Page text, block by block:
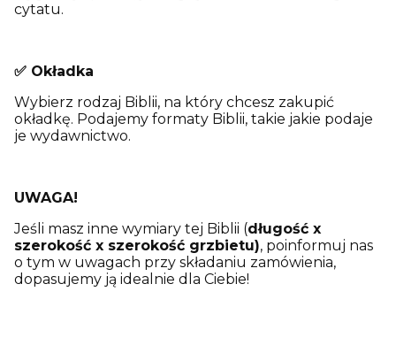
cytatu.
✅ Okładka
Wybierz rodzaj Biblii, na który chcesz zakupić
okładkę. Podajemy formaty Biblii, takie jakie podaje
je wydawnictwo.
UWAGA!
Jeśli masz inne wymiary tej Biblii (długość x
szerokość x szerokość grzbietu), poinformuj nas
o tym w uwagach przy składaniu zamówienia,
dopasujemy ją idealnie dla Ciebie!